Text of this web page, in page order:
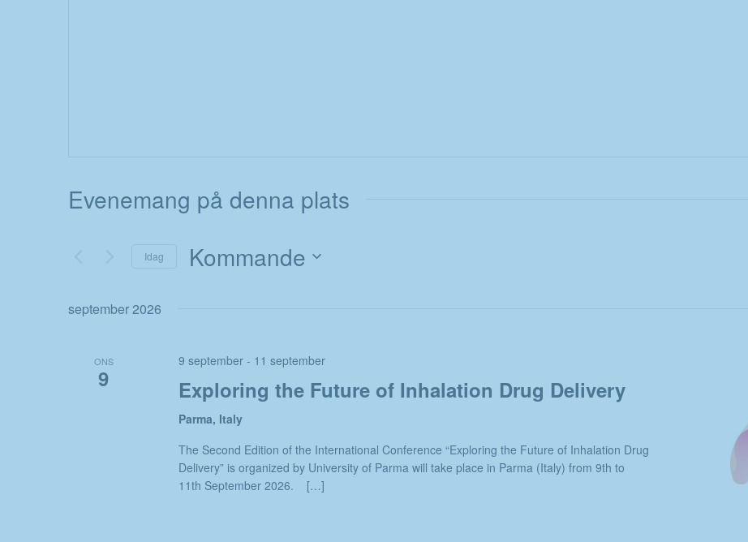
Evenemang på denna plats
Idag Kommande
september 2026
ONS
9
9 september- 11 september
Exploring the Future of Inhalation Drug Delivery
Parma, Italy
The Second Edition of the International Conference “Exploring the Future of Inhalation Drug
Delivery” is organized by University of Parma will take place in Parma (Italy) from 9th to
11th September 2026. […]